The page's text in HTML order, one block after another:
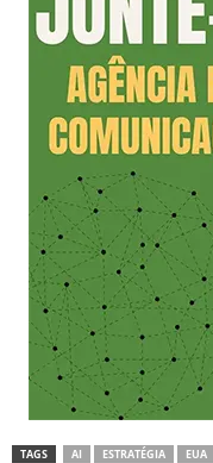
TAGS AI ESTRATÉGIA EUA